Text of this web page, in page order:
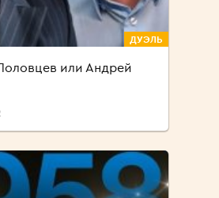
ДУЭЛЬ
или Андрей